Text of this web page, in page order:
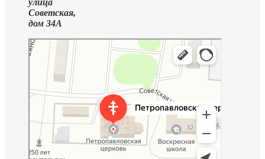
Советская,
дом 34А